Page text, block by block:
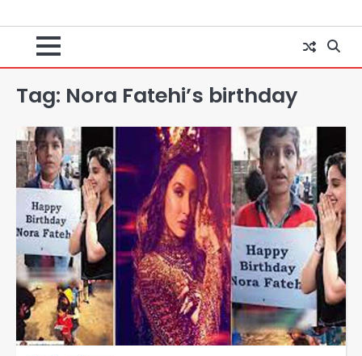
Tag: Nora Fatehi’s birthday
2
युवा इनोवेटरों की सोच से हाईटेक होगी दिल्ली
पुलिस
Team JHJ
3
सुदर्शन शक्ति-वी अभ्यास में मॉक आॅपरेशन
Team JHJ
4
एयरपोर्ट का फर्जी कर्मचारी बनकर 3 लाख
उड़ाए, अब पहुंचा सलाखों के पीछे
Team JHJ